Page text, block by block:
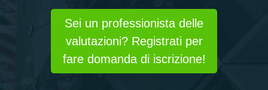
Sei un professionista delle
valutazioni? Registrati per
fare domanda di iscrizione!